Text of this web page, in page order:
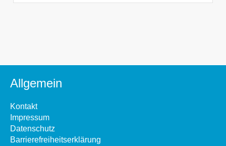
Allgemein
Kontakt
Impressum
Datenschutz
Barrierefreiheitserklärung